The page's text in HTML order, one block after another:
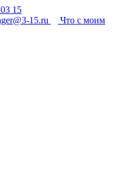
15
15.ru
Что с моим